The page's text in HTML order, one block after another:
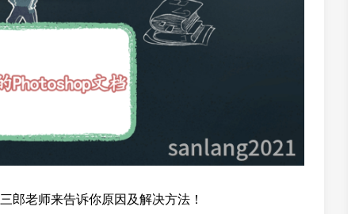
郎老师来告诉你原因及解决方法！